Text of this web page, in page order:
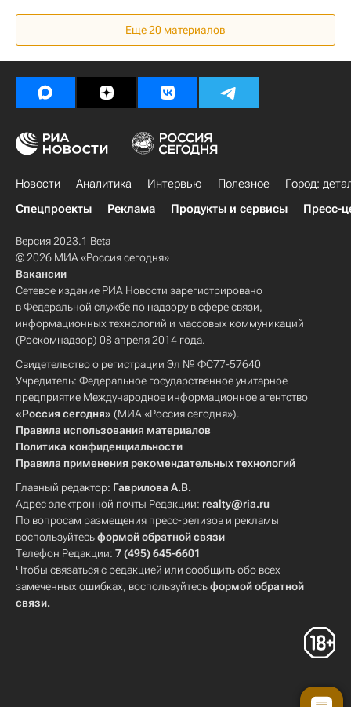
Мультимедиа
Чехия
Венгрия
Франция Париж
Австрия
Вена
Румыния Латвия
США
Архитектура
Туризм
Еще 20 материалов
Новости Аналитика Интервью Полезное
Город:
Спецпроекты
Реклама Продукты и сервисы Пресс-
Версия 2023.1 Beta
© 2026 МИА «Россия сегодня»
Вакансии
Сетевое издание РИА Новости зарегистрировано
в Федеральной службе по надзору в сфере связи,
информационных технологий и массовых коммуникаций
(Роскомнадзор) 08 апреля 2014 года.
Свидетельство о регистрации Эл № ФС77-57640
Учредитель: Федеральное государственное унитарное
предприятие Международное информационное агентство
«Россия сегодня» (МИА «Россия сегодня»).
Правила использования материалов
Политика конфиденциальности
Правила применения рекомендательных технологий
Главный редактор: Гаврилова А.В.
Адрес электронной почты Редакции: realty@ria.ru
По вопросам размещения пресс-релизов и рекламы
воспользуйтесьформой обратной связи
Телефон Редакции: 7 (495) 645-6601
Чтобы связаться с редакцией или сообщить обо всех
замеченных ошибках, воспользуйтесьформой обратной
связи.